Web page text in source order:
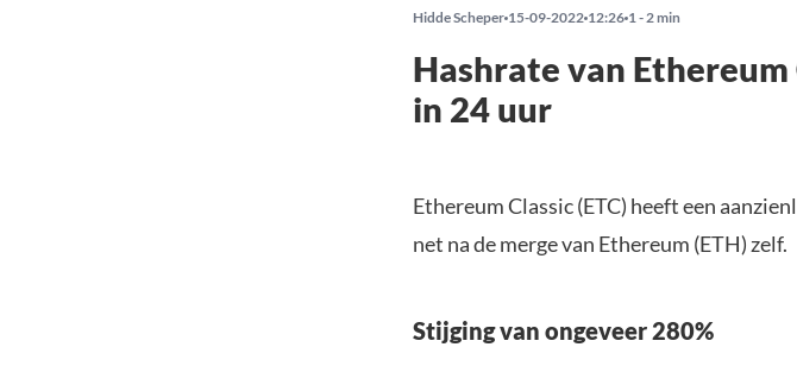
Hidde Scheper 15-09-2022 12:26 1 - 2 min
Hashrate van
in 24 uur
Ethereum Classic (ETC) heeft een
net na de merge van Ethereum (ETH) zelf.
Stijging van ongeveer 280%